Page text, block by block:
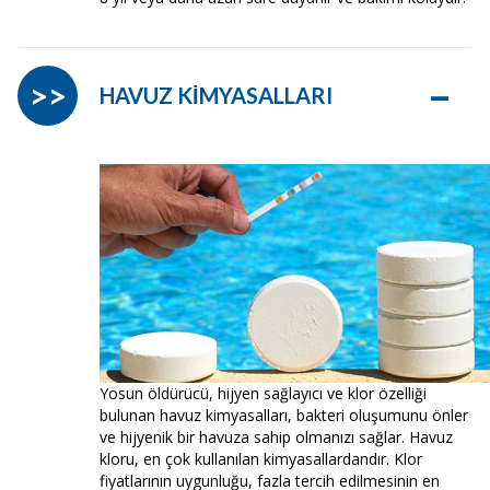
HAVUZ KİMYASALLARI –
>>
Yosun öldürücü, hijyen sağlayıcı ve klor özelliği
bulunan havuz kimyasalları, bakteri oluşumunu önler
ve hijyenik bir havuza sahip olmanızı sağlar. Havuz
kloru, en çok kullanılan kimyasallardandır. Klor
fiyatlarının uygunluğu, fazla tercih edilmesinin en